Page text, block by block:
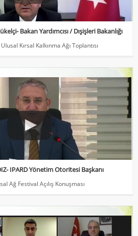
Bakan Yardımcısı / Dışişleri Bakanlığı
Kırsal Kalkınma Ağı Toplantısı
IPARD Yönetim Otoritesi Başkanı
Ağ Festival Açılış Konuşması
IPARD Yönetim Otoritesi Başkanı
Ağ Festival Açılış Konuşması
Kapanış Toplantısı
Kırsal Kalkınma Ağı Toplantısı Tüm